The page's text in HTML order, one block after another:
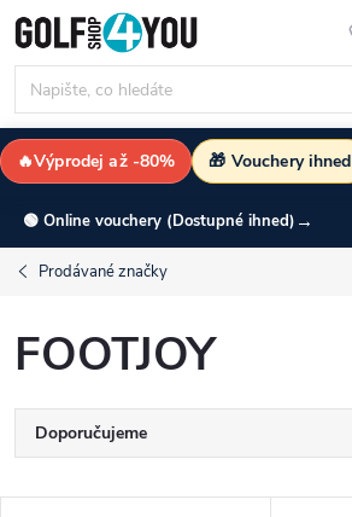
Přejít
na
obsah
🔥Výprodej až -80% 🎁 Vouchery ihned
🟢 Online vouchery (Dostupné ihned) →
Prodávané značky
FOOTJOY
Ř
a
Doporučujeme